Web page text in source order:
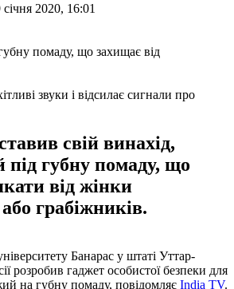
2020, 16:01
звуки і відсилає сигнали про
свій винахід,
під губну помаду, що
від жінки
грабіжників.
Банарас у штаті Уттар-
розробив гаджет особистої безпеки для
на губну помаду, повідомляє India TV.